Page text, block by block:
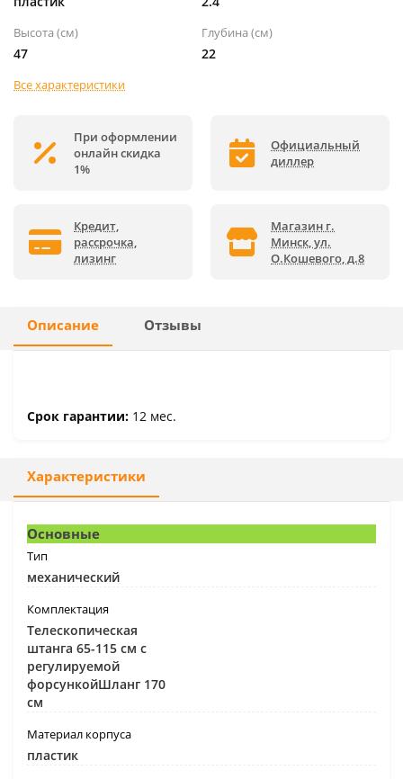
Высота (см)
47
Глубина (см)
22
Все характеристики
При оформлении
онлайн скидка
1%
Официальный
диллер
Кредит,
рассрочка,
лизинг
Магазин г.
Минск, ул.
О.Кошевого, д.8
Описание Отзывы
Срок гарантии: 12 мес.
Характеристики
Основные
Тип
механический
Комплектация
Телескопическая
штанга 65-115 см с
регулируемой
форсункойШланг 170
см
Материал корпуса
пластик